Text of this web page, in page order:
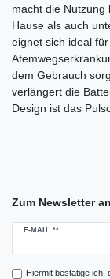
macht die Nutzung
Hause als auch
eignet sich ideal
dem Gebrauch
verlängert die
Design ist das
Zum Newsletter
E-MAIL **
Newsletter
Hiermit bestätige ich,